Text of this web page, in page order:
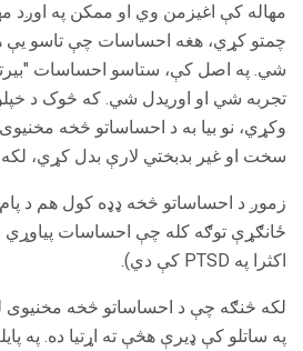
مهاله کې اغیزمن وي او ممکن په اوږد
چمتو کړي، هغه احساسات چې تاسو یې
شي. په اصل کې، ستاسو احساسات
تجربه شي او اوریدل شي. که څوک د
وکړي، نو بیا به د احساساتو څخه مخنیوی
سخت او غیر بدبختي لارې بدل کړي،
زموږ د احساساتو څخه ډډه کول هم د
ځانګړې توګه کله چې احساسات
اکثرا په PTSD کې دي).
لکه څنګه چې د احساساتو څخه مخنیوی
په ساتلو کې ډیرې هڅې ته اړتیا ده. په